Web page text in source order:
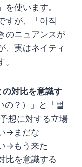
使います。
すが、「아직
のニュアンスが
、実はネイティ
対比を意識す
の？）」と「벌
想に対する立場
→まだな
→もう来た
比を意識する